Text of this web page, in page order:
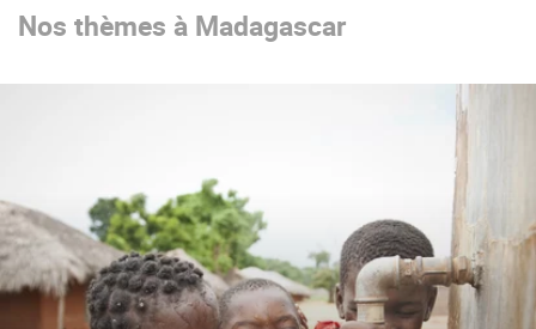
Nos thèmes à Madagascar